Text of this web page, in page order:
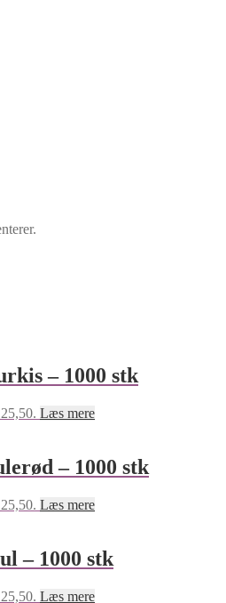
– 1000 stk
Læs mere
– 1000 stk
Læs mere
– 1000 stk
Læs mere